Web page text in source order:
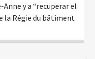
y a “recuperar el
la Régie du bâtiment